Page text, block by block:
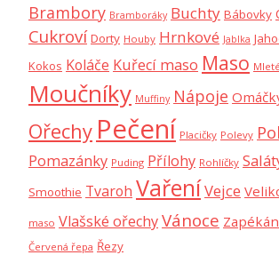
Brambory Bramboráky Buchty Bábovky
Cukroví Dorty Houby Hrnkové Jablka
Kokos Koláče Kuřecí maso Maso
Moučníky Muffiny Nápoje
Ořechy Pečení Placičky Polevy
Pomazánky Puding Přílohy Rohlíčky
Smoothie Tvaroh VařeníVejce
maso Vlašské ořechyVánoce
Červená řepa Řezy